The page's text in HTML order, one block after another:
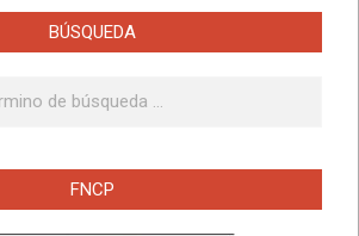
BÚSQUEDA
FNCP